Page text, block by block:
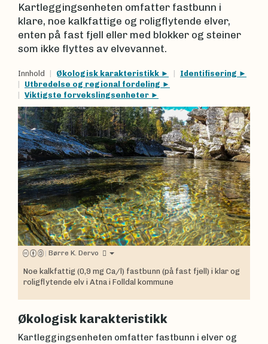
Kartleggingsenheten omfatter fastbunn i
klare, noe kalkfattige og roligflytende elver,
enten på fast fjell eller med blokker og steiner
som ikke flyttes av elvevannet.
Innhold Økologisk karakteristikk
Identifisering
Utbredelse og regional fordeling
Viktigste forvekslingsenheter
| Børre K. Dervo
Noe kalkfattig (0,9 mg Ca/l) fastbunn (på fast fjell) i klar og
roligflytende elv i Atna i Folldal kommune
Økologisk karakteristikk
Kartleggingsenheten omfatter fastbunn i elver og